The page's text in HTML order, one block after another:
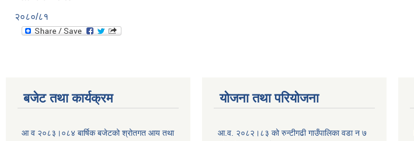
२०८०/८१
बजेट तथा कार्यक्रम
आ व २०८३।०८४ बार्षिक बजेटको श्रोतगत आय तथा
योजना तथा परियोजना
आ.व. २०८२।८३ को रुन्टीगढी गाउँपालिका वडा न ७